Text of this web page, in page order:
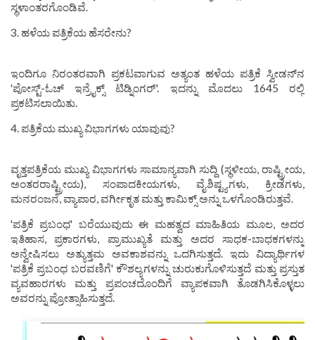
ಸ್ಥಳಾಂತರಗೊಂಡಿವೆ.
3. ಹಳೆಯ ಪತ್ರಿಕೆಯ ಹೆಸರೇನು?
ಇಂದಿಗೂ ನಿರಂತರವಾಗಿ ಪ್ರಕಟವಾಗುವ ಅತ್ಯಂತ ಹಳೆಯ ಪತ್ರಿಕೆ ಸ್ವೀಡನ್‌ನ
'ಪೋಸ್ಟ್-ಓಚ್ ಇನ್ರೈಕ್ಸ್ ಟಿಡ್ನಿಂಗರ್'. ಇದನ್ನು ಮೊದಲು 1645 ರಲ್ಲಿ
ಪ್ರಕಟಿಸಲಾಯಿತು.
4. ಪತ್ರಿಕೆಯ ಮುಖ್ಯ ವಿಭಾಗಗಳು ಯಾವುವು?
ವೃತ್ತಪತ್ರಿಕೆಯ ಮುಖ್ಯ ವಿಭಾಗಗಳು ಸಾಮಾನ್ಯವಾಗಿ ಸುದ್ದಿ (ಸ್ಥಳೀಯ, ರಾಷ್ಟ್ರೀಯ,
ಅಂತರರಾಷ್ಟ್ರೀಯ), ಸಂಪಾದಕೀಯಗಳು, ವೈಶಿಷ್ಟ್ಯಗಳು, ಕ್ರೀಡೆಗಳು,
ಮನರಂಜನೆ, ವ್ಯಾಪಾರ, ವರ್ಗೀಕೃತ ಮತ್ತು ಕಾಮಿಕ್ಸ್ ಅನ್ನು ಒಳಗೊಂಡಿರುತ್ತವೆ.
'ಪತ್ರಿಕೆ ಪ್ರಬಂಧ' ಬರೆಯುವುದು ಈ ಮಹತ್ವದ ಮಾಹಿತಿಯ ಮೂಲ, ಅದರ
ಇತಿಹಾಸ, ಪ್ರಕಾರಗಳು, ಪ್ರಾಮುಖ್ಯತೆ ಮತ್ತು ಅದರ ಸಾಧಕ-ಬಾಧಕಗಳನ್ನು
ಅನ್ವೇಷಿಸಲು ಅತ್ಯುತ್ತಮ ಅವಕಾಶವನ್ನು ಒದಗಿಸುತ್ತದೆ. ಇದು ವಿದ್ಯಾರ್ಥಿಗಳ
'ಪತ್ರಿಕೆ ಪ್ರಬಂಧ ಬರವಣಿಗೆ' ಕೌಶಲ್ಯಗಳನ್ನು ಚುರುಕುಗೊಳಿಸುತ್ತದೆ ಮತ್ತು ಪ್ರಸ್ತುತ
ವ್ಯವಹಾರಗಳು ಮತ್ತು ಪ್ರಪಂಚದೊಂದಿಗೆ ವ್ಯಾಪಕವಾಗಿ ತೊಡಗಿಸಿಕೊಳ್ಳಲು
ಅವರನ್ನು ಪ್ರೋತ್ಸಾಹಿಸುತ್ತದೆ.